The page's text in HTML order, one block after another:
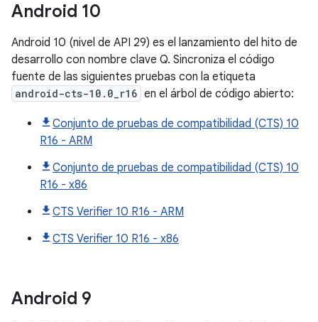
Android 10
Android 10 (nivel de API 29) es el lanzamiento del hito de
desarrollo con nombre clave Q. Sincroniza el código
fuente de las siguientes pruebas con la etiqueta
android-cts-10.0_r16 en el árbol de código abierto:
Conjunto de pruebas de compatibilidad (CTS) 10
R16 - ARM
Conjunto de pruebas de compatibilidad (CTS) 10
R16 - x86
CTS Verifier 10 R16 - ARM
CTS Verifier 10 R16 - x86
Android 9